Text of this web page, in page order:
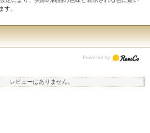
す。
レビューはありません。